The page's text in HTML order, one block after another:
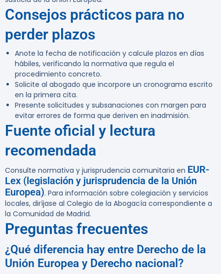
Consejos prácticos para no
perder plazos
Anote la fecha de notificación y calcule plazos en días
hábiles, verificando la normativa que regula el
procedimiento concreto.
Solicite al abogado que incorpore un cronograma escrito
en la primera cita.
Presente solicitudes y subsanaciones con margen para
evitar errores de forma que deriven en inadmisión.
Fuente oficial y lectura
recomendada
Consulte normativa y jurisprudencia comunitaria en EUR-
Lex (legislación y jurisprudencia de la Unión
Europea). Para información sobre colegiación y servicios
locales, diríjase al Colegio de la Abogacía correspondiente a
la Comunidad de Madrid.
Preguntas frecuentes
¿Qué diferencia hay entre Derecho de la
Unión Europea y Derecho nacional?